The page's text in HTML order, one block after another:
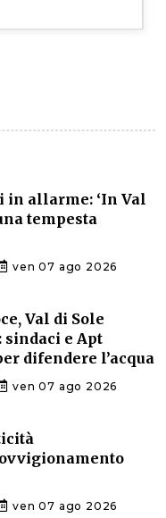
in allarme: ‘In Val
tempesta
ven 07 ago 2026
Val di Sole
sindaci e Apt
difendere l’acqua
ven 07 ago 2026
ven 07 ago 2026